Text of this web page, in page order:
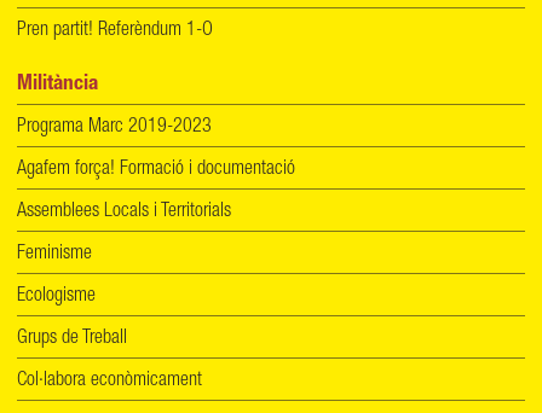
Pren partit! Referèndum 1-O
Militància
Programa Marc 2019-2023
Agafem força! Formació i documentació
Assemblees Locals i Territorials
Feminisme
Ecologisme
Grups de Treball
Col·labora econòmicament